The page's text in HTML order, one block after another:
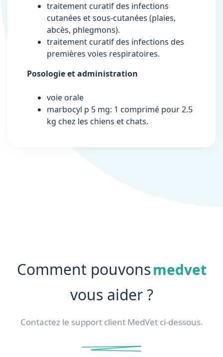
traitement curatif des infections
cutanées et sous-cutanées (plaies,
abcès, phlegmons).
traitement curatif des infections des
premières voies respiratoires.
Posologie et administration
voie orale
marbocyl p 5 mg: 1 comprimé pour 2.5
kg chez les chiens et chats.
Comment pouvonsmedvet
vous aider ?
Contactez le support client MedVet ci-dessous.